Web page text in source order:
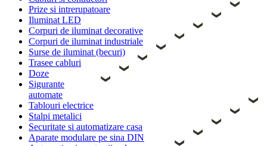
Prize si intrerupatoare
Iluminat LED
Corpuri de iluminat decorative
Corpuri de iluminat industriale
Surse de iluminat (becuri)
Trasee cabluri
Doze
Sigurante
automate
Tablouri electrice
Stalpi metalici
Securitate si automatizare casa
Aparate modulare pe sina DIN